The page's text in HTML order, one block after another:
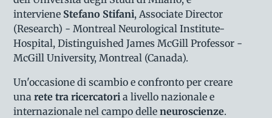
interviene Stefano Stifani, Associate Director
(Research) - Montreal Neurological Institute-
Hospital, Distinguished James McGill Professor -
McGill University, Montreal (Canada).
Un'occasione di scambio e confronto per creare
unarete tra ricercatori a livello nazionale e
internazionale nel campo delleneuroscienze.